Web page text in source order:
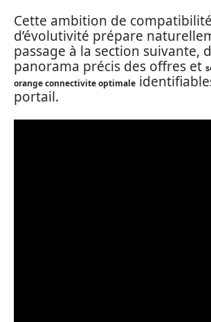
Cette ambition de
d’évolutivité prépare
passage à la section suivante,
panorama précis des offres et
orange connectivite optimale
portail.